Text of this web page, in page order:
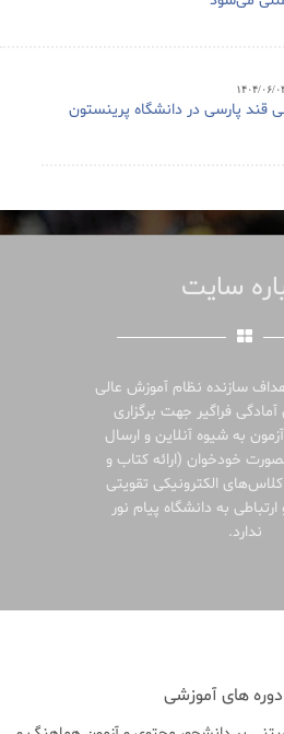
قند پارسی در دانشگاه پرینستون
سایت
سازنده نظام آموزش عالی
فراگیر جهت برگزاری
به شیوه آنلاین و ارسال
خودخوان (ارائه کتاب و
الکترونیکی تقویتی
به دانشگاه پیام نور
ندارد.
دوره های آموزشی